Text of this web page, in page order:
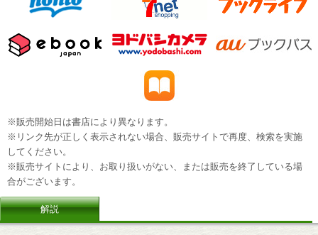
※販売開始日は書店により異なります。
※リンク先が正しく表示されない場合、販売サイトで再度、検索を実施
してください。
※販売サイトにより、お取り扱いがない、または販売を終了している場
合がございます。
解説